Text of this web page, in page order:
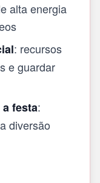
alta energia
: recursos
e guardar
festa:
diversão